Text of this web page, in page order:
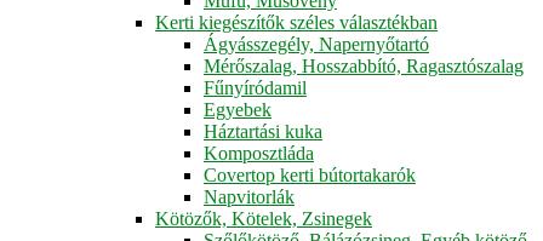
Kerti kiegészítők széles választékban
Ágyásszegély, Napernyőtartó
Mérőszalag, Hosszabbító, Ragasztószalag
Fűnyíródamil
Egyebek
Háztartási kuka
Komposztláda
Covertop kerti bútortakarók
Napvitorlák
Kötözők, Kötelek, Zsinegek